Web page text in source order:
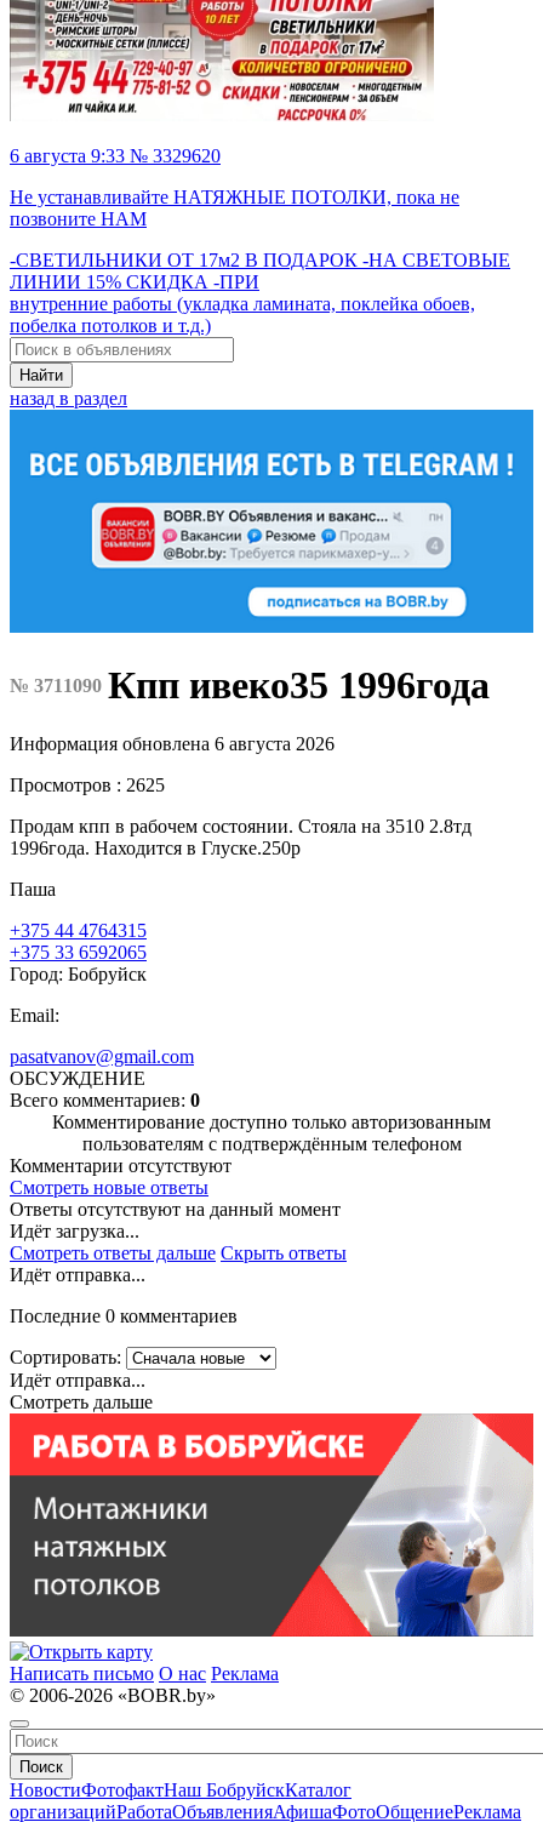
6 августа 9:33 № 3329620
Не устанавливайте НАТЯЖНЫЕ ПОТОЛКИ, пока не
позвоните НАМ
-СВЕТИЛЬНИКИ ОТ 17м2 В ПОДАРОК -НА СВЕТОВЫЕ
ЛИНИИ 15% СКИДКА -ПРИ
внутренние работы (укладка ламината, поклейка обоев,
побелка потолков и т.д.)
Найти
назад в раздел
№ 3711090 Кпп ивеко35 1996года
Информация обновлена 6 августа 2026
Просмотров : 2625
Продам кпп в рабочем состоянии. Стояла на 3510 2.8тд
1996года. Находится в Глуске.250р
Паша
+375 44 4764315
+375 33 6592065
Город: Бобруйск
Email:
pasatvanov@gmail.com
ОБСУЖДЕНИЕ
Всего комментариев: 0
Комментирование доступно только авторизованным
пользователям с подтверждённым телефоном
Комментарии отсутствуют
Смотреть новые ответы
Ответы отсутствуют на данный момент
Идёт загрузка...
Смотреть ответы дальше Скрыть ответы
Идёт отправка...
Последние 0 комментариев
Сортировать:
Идёт отправка...
Смотреть дальше
Написать письмо О нас Реклама
© 2006-2026 «BOBR.by»
Поиск
НовостиФотофактНаш БобруйскКаталог
организацийРаботаОбъявленияАфишаФотоОбщениеРеклама